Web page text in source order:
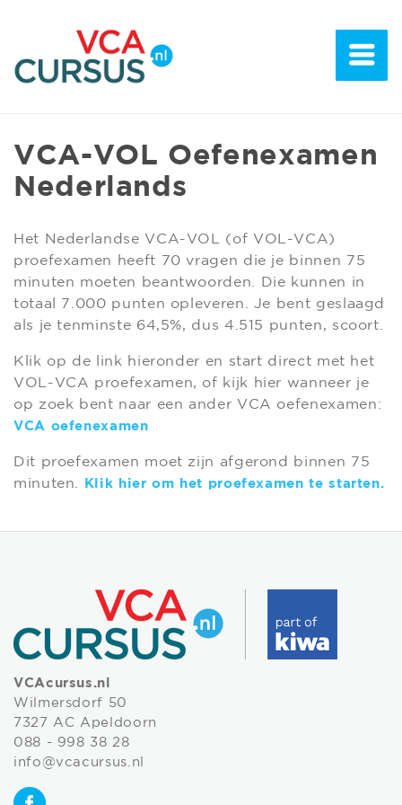
VCA-VOL Oefenexamen
Nederlands
Het Nederlandse VCA-VOL (of VOL-VCA)
proefexamen heeft 70 vragen die je binnen 75
minuten moeten beantwoorden. Die kunnen in
totaal 7.000 punten opleveren. Je bent geslaagd
als je tenminste 64,5%, dus 4.515 punten, scoort.
Klik op de link hieronder en start direct met het
VOL-VCA proefexamen, of kijk hier wanneer je
op zoek bent naar een ander VCA oefenexamen:
VCA oefenexamen
Dit proefexamen moet zijn afgerond binnen 75
minuten.
Klik hier om het proefexamen te starten.
VCAcursus.nl
Wilmersdorf 50
7327 AC Apeldoorn
088 - 998 38 28
info@vcacursus.nl